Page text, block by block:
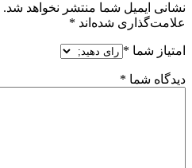
نشانی ایمیل شما منتشر نخواهد شد.
علامت‌گذاری شده‌اند *
امتیاز شما *
دیدگاه شما *